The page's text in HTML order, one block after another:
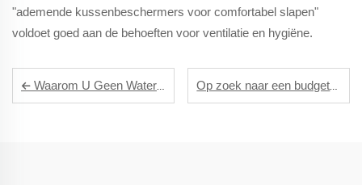
"ademende kussenbeschermers voor comfortabel slapen"
voldoet goed aan de behoeften voor ventilatie en hygiëne.
Waarom U Geen Waterdichte Kussenbescherming Moet Overslaan Voor Uw Gastenkamer Op zoek naar een budgetvriendelijke optie? Bekijk deze essentiële matrasbeschermers.